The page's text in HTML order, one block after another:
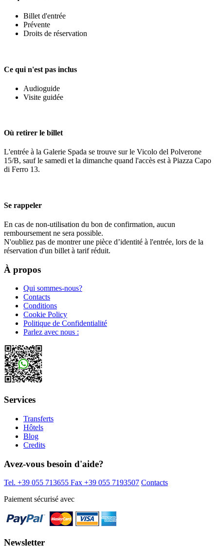
Billet d'entrée
Prévente
Droits de réservation
Ce qui n'est pas inclus
Audioguide
Visite guidée
Où retirer le billet
L'entrée à la Galerie Spada se trouve sur le Vicolo del Polverone
15/B, sauf le samedi et la dimanche quand l'accès est à Piazza Capo
di Ferro 13.
Se rappeler
En cas de non-utilisation du bon de confirmation, aucun
remboursement ne sera possible.
N'oubliez pas de montrer une pièce d’identité à l'entrée, lors de la
réservation d'un billet à tarif réduit.
À propos
Qui sommes-nous?
Contacts
Conditions
Cookie Policy
Politique de Confidentialité
Parlez avec nous :
Services
Transferts
Hôtels
Blog
Credits
Avez-vous besoin d'aide?
Tel. +39 055 713655 Fax +39 055 7193507 Contacts
Paiement sécurisé avec
Newsletter